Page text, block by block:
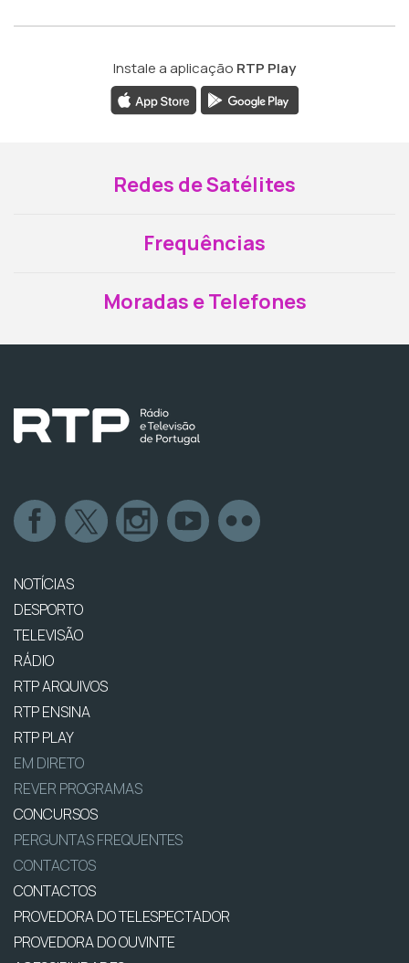
Instale a aplicação RTP Play
Redes de Satélites
Frequências
Moradas e Telefones
NOTÍCIAS
DESPORTO
TELEVISÃO
RÁDIO
RTP ARQUIVOS
RTP ENSINA
RTP PLAY
EM DIRETO
REVER PROGRAMAS
CONCURSOS
PERGUNTAS FREQUENTES
CONTACTOS
CONTACTOS
PROVEDORA DO TELESPECTADOR
PROVEDORA DO OUVINTE